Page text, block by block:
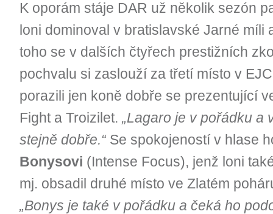
K oporám stáje DAR už několik sezón
loni dominoval v bratislavské Jarné míli
toho se v dalších čtyřech prestižních
pochvalu si zaslouží za třetí místo v
porazili jen koně dobře se prezentující
Fight a Troizilet. „Lagaro je v pořádku a
stejně dobře.“Se spokojeností v hlase
Bonysovi (Intense Focus), jenž loni
mj. obsadil druhé místo ve Zlatém
„Bonys je také v pořádku a čeká ho